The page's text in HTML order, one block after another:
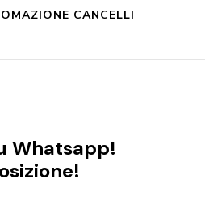
CANCELLI
Whatsapp!